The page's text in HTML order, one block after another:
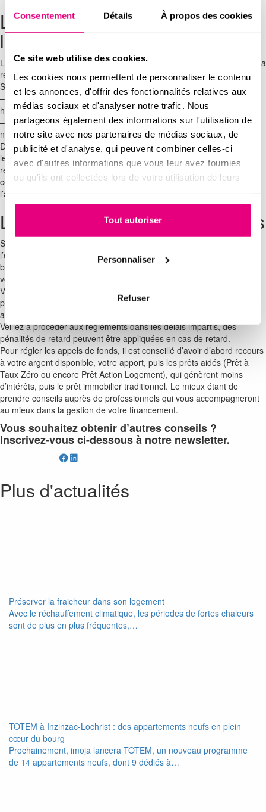
Consentement Détails À propos des cookies
Ce site web utilise des cookies.
Les cookies nous permettent de personnaliser le contenu
et les annonces, d'offrir des fonctionnalités relatives aux
médias sociaux et d'analyser notre trafic. Nous
partageons également des informations sur l'utilisation de
notre site avec nos partenaires de médias sociaux, de
publicité et d'analyse, qui peuvent combiner celles-ci
avec d'autres informations que vous leur avez fournies
ou qu'ils ont collectées lors de votre utilisation de leurs
Tout autoriser
Personnaliser
Refuser
Le dernier appel de fonds à la
livraison du logement
Les 5 % du prix de vente restants doivent être versés au moment de la
remise des clés.
Seuls deux motifs vous autorisent à conserver cette somme :
– En cas de malfaçons graves qui empêchent une quelconque
habitation
– Si le bien n’est pas conforme (non-respect des plans et/ou de la
notice descriptive)
Dans ces cas précis vous devrez transmettre à votre promoteur une
lettre recommandée avec accusé de réception pour demander la
réalisation des travaux nécessaires ou de procéder à une mise en
conformité. En parallèle, il est impératif de consigner la somme de
l’appel de fonds chez le notaire.
Le paiement des appels de fonds
Si vous avez recours à un crédit pour financer votre achat immobilier,
l’échéancier prévisionnel transmis par le promoteur permettra à votre
banque d’estimer le coût de votre crédit au fil de l’avancement de
votre projet.
Vous ne payerez alors les intérêts d’emprunt que sur les sommes
progressivement versées : ce sont les intérêts « intercalaires », qui
augmenteront à chaque nouvel appel de fonds.
Veillez à procéder aux règlements dans les délais impartis, des
pénalités de retard peuvent être appliquées en cas de retard.
Pour régler les appels de fonds, il est conseillé d’avoir d’abord recours
à votre argent disponible, votre apport, puis les prêts aidés (Prêt à
Taux Zéro ou encore Prêt Action Logement), qui génèrent moins
d’intérêts, puis le prêt immobilier traditionnel. Le mieux étant de
prendre conseils auprès de professionnels qui vous accompagneront
au mieux dans la gestion de votre financement.
Vous souhaitez obtenir d’autres conseils ?
Inscrivez-vous ci-dessous à notre newsletter.
Plus d'actualités
Préserver la fraicheur dans son logement
Avec le réchauffement climatique, les périodes de fortes chaleurs
sont de plus en plus fréquentes,…
TOTEM à Inzinzac-Lochrist : des appartements neufs en plein
cœur du bourg
Prochainement, imoja lancera TOTEM, un nouveau programme
de 14 appartements neufs, dont 9 dédiés à…